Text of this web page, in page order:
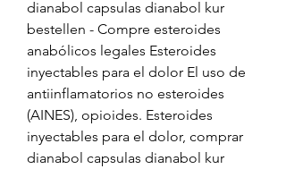
dianabol capsulas dianabol kur
bestellen - Compre esteroides
anabólicos legales Esteroides
inyectables para el dolor El uso de
antiinflamatorios no esteroides
(AINES), opioides. Esteroides
inyectables para el dolor, comprar
dianabol capsulas dianabol kur